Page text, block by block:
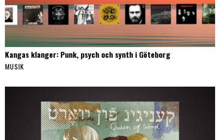
Kangas klanger: Punk, psych och synth i Göteborg
MUSIK